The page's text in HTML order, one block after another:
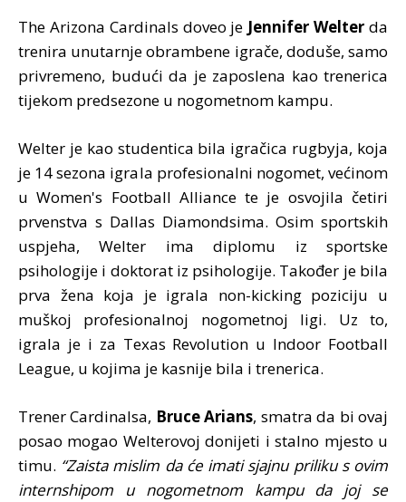
The Arizona Cardinals doveo je Jennifer Welter da
trenira unutarnje obrambene igrače, doduše, samo
privremeno, budući da je zaposlena kao trenerica
tijekom predsezone u nogometnom kampu.
Welter je kao studentica bila igračica rugbyja, koja
je 14 sezona igrala profesionalni nogomet, većinom
u Women's Football Alliance te je osvojila četiri
prvenstva s Dallas Diamondsima. Osim sportskih
uspjeha, Welter ima diplomu iz sportske
psihologije i doktorat iz psihologije. Također je bila
prva žena koja je igrala non-kicking poziciju u
muškoj profesionalnoj nogometnoj ligi. Uz to,
igrala je i za Texas Revolution u Indoor Football
League, u kojima je kasnije bila i trenerica.
Trener Cardinalsa, Bruce Arians, smatra da bi ovaj
posao mogao Welterovoj donijeti i stalno mjesto u
timu. “Zaista mislim da će imati sjajnu priliku s ovim
internshipom u nogometnom kampu da joj se